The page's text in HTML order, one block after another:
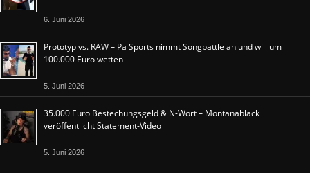
6. Juni 2026
Prototyp vs. RAW – Pa Sports nimmt Songbattle an und will um
100.000 Euro wetten
5. Juni 2026
35.000 Euro Bestechungsgeld & N-Wort – Montanablack
veröffentlicht Statement-Video
5. Juni 2026